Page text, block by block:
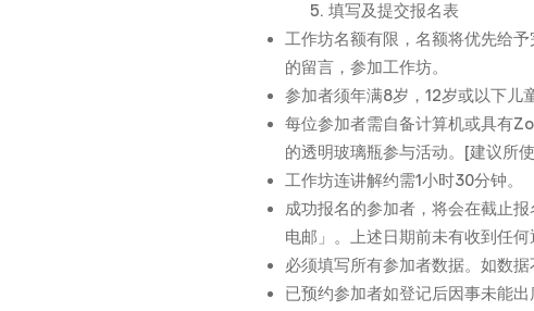
填写及提交报名表
工作坊名额有限，名额将优先给
的留言，参加工作坊。
参加者须年满8岁，12岁或以下儿
每位参加者需自备计算机或具有
的透明玻璃瓶参与活动。[建议所
工作坊连讲解约需1小时30分钟。
成功报名的参加者，将会在截止
电邮」。上述日期前未有收到任何
必须填写所有参加者数据。如数据
已预约参加者如登记后因事未能